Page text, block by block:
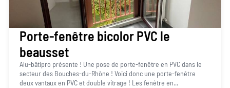
Porte-fenêtre bicolor PVC le
beausset
Alu-bâtipro présente ! Une pose de porte-fenêtre en PVC dans le
secteur des Bouches-du-Rhône ! Voici donc une porte-fenêtre
deux vantaux en PVC et double vitrage ! Les fenêtre en...